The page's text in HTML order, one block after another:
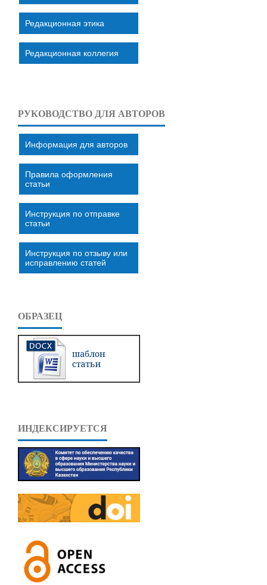
Редакционная этика
Редакционная коллегия
РУКОВОДСТВО ДЛЯ АВТОРОВ
Информация для авторов
Правила оформления
статьи
Инструкция по отправке
статьи
Инструкция по отзыву или
исправлению статей
ОБРАЗЕЦ
ИНДЕКСИРУЕТСЯ